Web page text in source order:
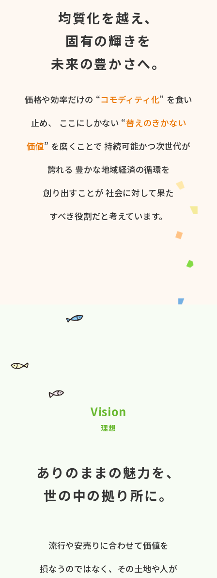
均質化を越え、
固有の輝きを
未来の豊かさへ。
価格や​効率だけの​ “コモディティ化” を​食い​
止め、
ここに​しかない​ “替えの​きかない​
価値” を​磨く​ことで 持続可能かつ次世代が​
誇れる 豊かな​地域経済の​循環を​
創り出すことが 社会に​対して​果た​
すべき役割だと​考えています。​
Vision
理想
ありのままの魅力を、
世の中の拠り所に。
流行や​安売りに​合わせて​価値を​
損なうのではなく、 ​その​土地や​人が​